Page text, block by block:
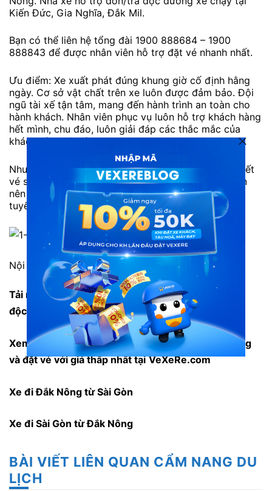
Kiến Đức, Gia Nghĩa, Đắk Mil.
Bạn có thể liên hệ tổng đài 1900 888684 – 1900
888843 để được nhân viên hỗ trợ đặt vé nhanh nhất.
Ưu điểm: Xe xuất phát đúng khung giờ cố định hằng
ngày. Cơ sở vật chất trên xe luôn được đảm bảo. Đội
ngũ tài xế tận tâm, mang đến hành trình an toàn cho
hành khách. Nhân viên phục vụ luôn hỗ trợ khách hàng
hết mình, chu đáo, luôn giải đáp các thắc mắc của
khách hàng tận tình.
Nhược điểm: Số lượng khách đi đông nên thường hết
vé sớm vào các ngày cuối tuần hoặc cao điểm. Bạn
nên liên hệ tổng đài 1900 888684 hoặc đặt vé trực
tuyến trước để tránh hết vé.
Nội thất xe Thanh Hoà
Tải ngay App VeXeRe
để tận hưởng nhiều tiện ích
độc đáo cho chuyến đi trọn vẹn hơn
Xem thêm thông tin các hãng xe cùng tuyến đường
và đặt vé với giá thấp nhất tại VeXeRe.com
Xe đi Đắk Nông từ Sài Gòn
Xe đi Sài Gòn từ Đắk Nông
BÀI VIẾT LIÊN QUAN CẨM NANG DU
LỊCH